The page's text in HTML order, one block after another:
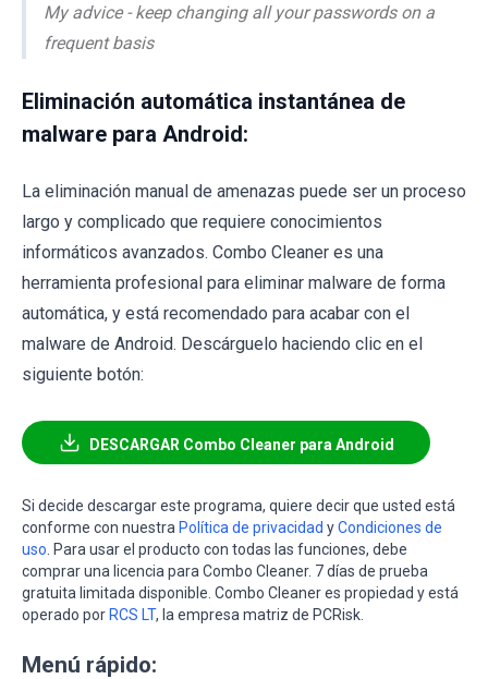
My advice - keep changing all your passwords on a
frequent basis
Eliminación automática instantánea de
malware para Android:
La eliminación manual de amenazas puede ser un proceso
largo y complicado que requiere conocimientos
informáticos avanzados. Combo Cleaner es una
herramienta profesional para eliminar malware de forma
automática, y está recomendado para acabar con el
malware de Android. Descárguelo haciendo clic en el
siguiente botón:
DESCARGAR Combo Cleaner para Android
Si decide descargar este programa, quiere decir que usted está
conforme con nuestra Política de privacidad yCondiciones de
uso . Para usar el producto con todas las funciones, debe
comprar una licencia para Combo Cleaner. 7 días de prueba
gratuita limitada disponible. Combo Cleaner es propiedad y está
operado porRCS LT, la empresa matriz de PCRisk.
Menú rápido: